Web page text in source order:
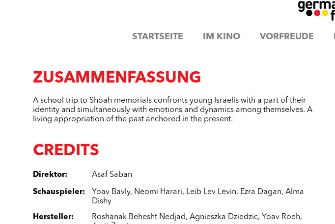
STARTSEITE IM KINO VORFREUDE
ZUSAMMENFASSUNG
A school trip to Shoah memorials confronts young Israelis with a part of their
identity and simultaneously with emotions and dynamics among themselves. A
living appropriation of the past anchored in the present.
CREDITS
Direktor: Asaf Saban
Schauspieler: Yoav Bavly, Neomi Harari, Leib Lev Levin, Ezra Dagan,Alma
Dishy
Hersteller: Roshanak Behesht Nedjad,Agnieszka Dziedzic, Yoav Roeh,